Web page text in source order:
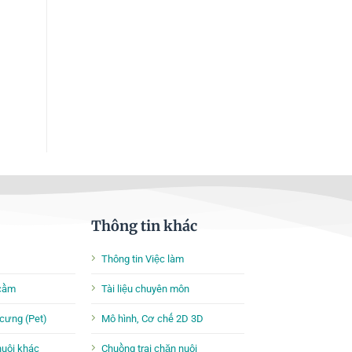
(Pet)
khác
Thông tin khác
Thông tin Việc làm
Tài liệu chuyên môn
Mô hình, Cơ chế 2D 3D
Chuồng trại chăn nuôi